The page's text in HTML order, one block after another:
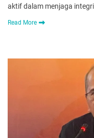
aktif dalam menjaga
Read More